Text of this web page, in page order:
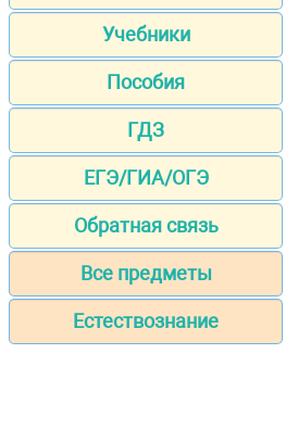
Учебники
Пособия
ГДЗ
ЕГЭ/ГИА/ОГЭ
Обратная связь
Все предметы
Естествознание